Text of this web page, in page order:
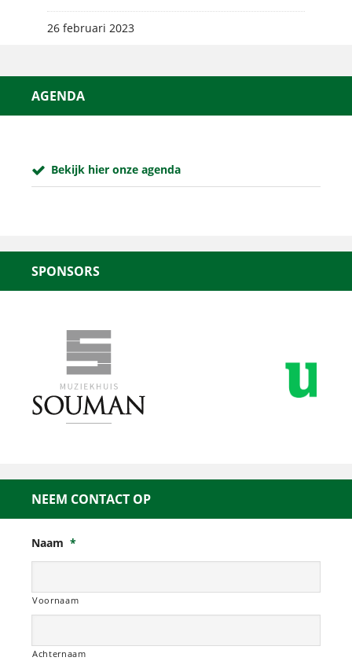
26 februari 2023
AGENDA
Bekijk hier onze agenda
SPONSORS
NEEM CONTACT OP
Naam *
Voornaam
Achternaam